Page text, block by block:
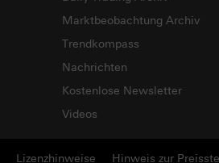
Marktbeobachtung Archiv
Trendkompass
Nachrichten
Kostenlose Newsletter
Videos
Lizenzhinweise Hinweis zur